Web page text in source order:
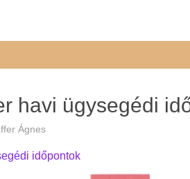
havi ügysegédi
Ágnes
időpontok